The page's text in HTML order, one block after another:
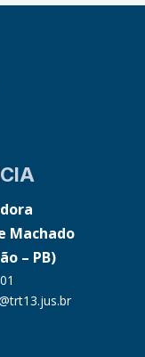
Machado
– PB)